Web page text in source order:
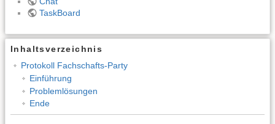
TaskBoard
Inhaltsverzeichnis
Protokoll Fachschafts-Party
Einführung
Problemlösungen
Ende